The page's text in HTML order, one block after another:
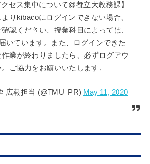
クセス集中について@都立大教務課】
りkibacoにログインできない場合、
認ください。授業科目によっては、
いています。また、ログインできた
業が終わりましたら、必ずログアウ
。ご協力をお願いいたします。
広報担当 (@TMU_PR) May 11, 2020